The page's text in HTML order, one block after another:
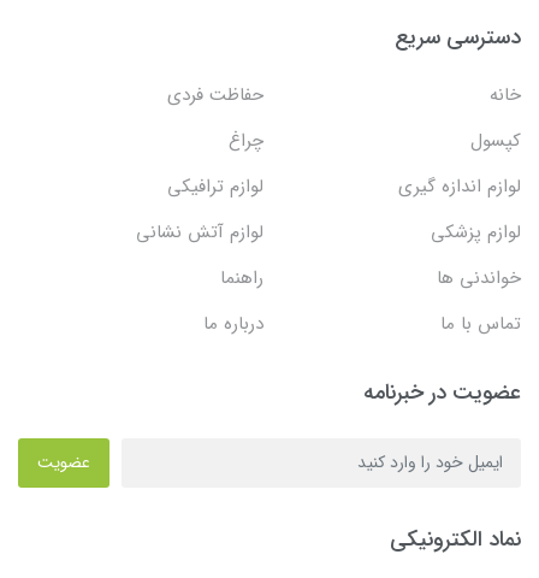
دسترسی سریع
خانه
حفاظت فردی
کپسول
چراغ
لوازم اندازه گیری
لوازم ترافیکی
لوازم پزشکی
لوازم آتش نشانی
خواندنی ها
راهنما
تماس با ما
درباره ما
عضویت در خبرنامه
عضویت
نماد الکترونیکی